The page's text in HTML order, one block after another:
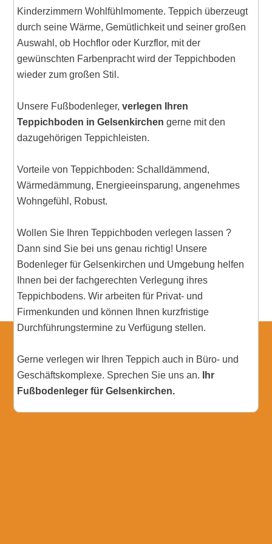
Kinderzimmern Wohlfühlmomente. Teppich überzeugt
durch seine Wärme, Gemütlichkeit und seiner großen
Auswahl, ob Hochflor oder Kurzflor, mit der
gewünschten Farbenpracht wird der Teppichboden
wieder zum großen Stil.
Unsere Fußbodenleger,verlegen Ihren
Teppichboden in Gelsenkirchen gerne mit den
dazugehörigen Teppichleisten.
Vorteile von Teppichboden: Schalldämmend,
Wärmedämmung, Energieeinsparung, angenehmes
Wohngefühl, Robust.
Wollen Sie Ihren Teppichboden verlegen lassen ?
Dann sind Sie bei uns genau richtig! Unsere
Bodenleger für Gelsenkirchen und Umgebung helfen
Ihnen bei der fachgerechten Verlegung ihres
Teppichbodens. Wir arbeiten für Privat- und
Firmenkunden und können Ihnen kurzfristige
Durchführungstermine zu Verfügung stellen.
Gerne verlegen wir Ihren Teppich auch in Büro- und
Geschäftskomplexe. Sprechen Sie uns an.
Ihr
Fußbodenleger für Gelsenkirchen.